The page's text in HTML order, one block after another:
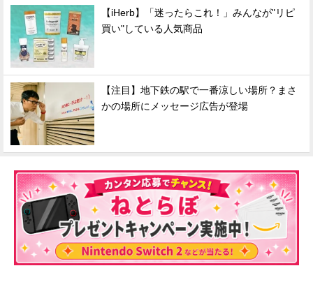
【iHerb】「迷ったらこれ！」みんなが"リピ
買い"している人気商品
【注目】地下鉄の駅で一番涼しい場所？まさ
かの場所にメッセージ広告が登場